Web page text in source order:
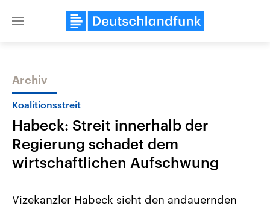
Close
Themen
Archiv
Koalitionsstreit
Habeck: Streit innerhalb der
Regierung schadet dem
wirtschaftlichen Aufschwung
Vizekanzler Habeck sieht den andauernden